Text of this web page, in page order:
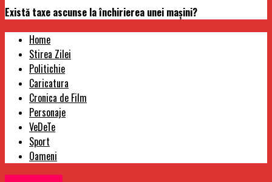
Există taxe ascunse la închirierea unei mașini?
Home
Stirea Zilei
Politichie
Caricatura
Cronica de Film
Personaje
VeDeTe
Sport
Oameni